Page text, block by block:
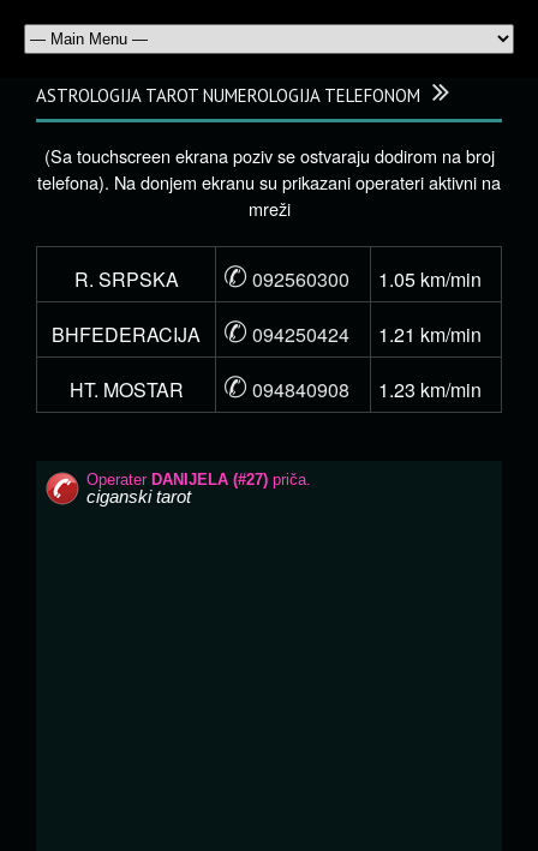
ASTROLOGIJA TAROT NUMEROLOGIJA TELEFONOM
(Sa touchscreen ekrana poziv se ostvaraju dodirom na broj
telefona). Na donjem ekranu su prikazani operateri aktivni na
mreži
R. SRPSKA ✆ 092560300
1.05 km/min
BHFEDERACIJA
✆ 094250424
1.21 km/min
HT. MOSTAR
✆ 094840908 1.23 km/min